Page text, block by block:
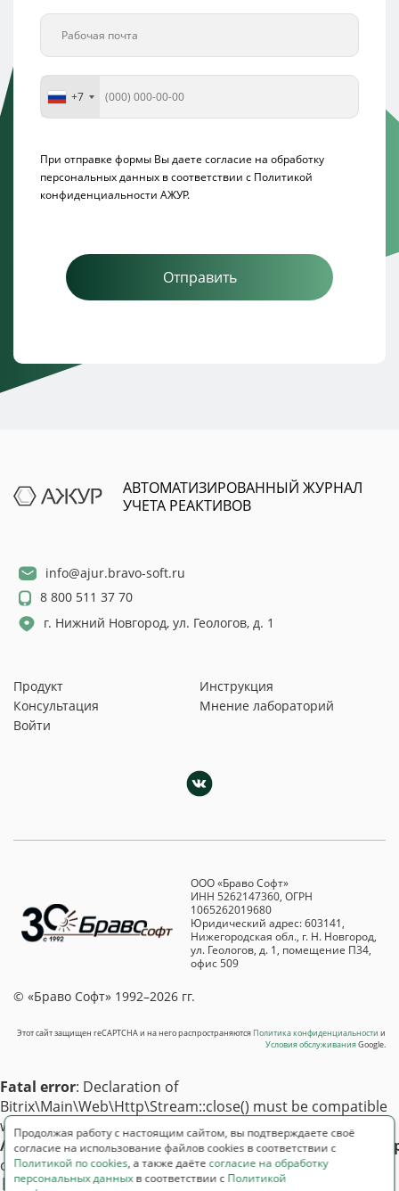
+7
При отправке формы Вы даете согласие на обработку
персональных данных в соответствии с Политикой
конфиденциальности АЖУР.
Отправить
АВТОМАТИЗИРОВАННЫЙ ЖУРНАЛ
УЧЕТА РЕАКТИВОВ
info@ajur.bravo-soft.ru
8 800 511 37 70
г. Нижний Новгород, ул. Геологов, д. 1
Продукт
Инструкция
Консультация
Мнение лабораторий
Войти
ООО «Браво Софт»
ИНН 5262147360, ОГРН
1065262019680
Юридический адрес: 603141,
Нижегородская обл., г. Н. Новгород,
ул. Геологов, д. 1, помещение П34,
офис 509
© «Браво Софт» 1992–2026 гг.
Этот сайт защищен reCAPTCHA и на него распространяютсяПолитика конфиденциальности и
Условия обслуживанияGoogle.
Продолжая работу с настоящим сайтом, вы подтверждаете своё
согласие на использование файлов cookies в соответствии с
Политикой по cookies, а также даётесогласие на обработку
персональных данныхв соответствии с Политикой
Fatal error: Declaration of
Bitrix\Main\Web\Http\Stream::close() must be compatible
with Psr\Http\Message\StreamInterface::close(): void in
/var/www/html/ajur/bitrix/modules/main/lib/web/
on line64
[ErrorException] E_COMPILE_ERROR